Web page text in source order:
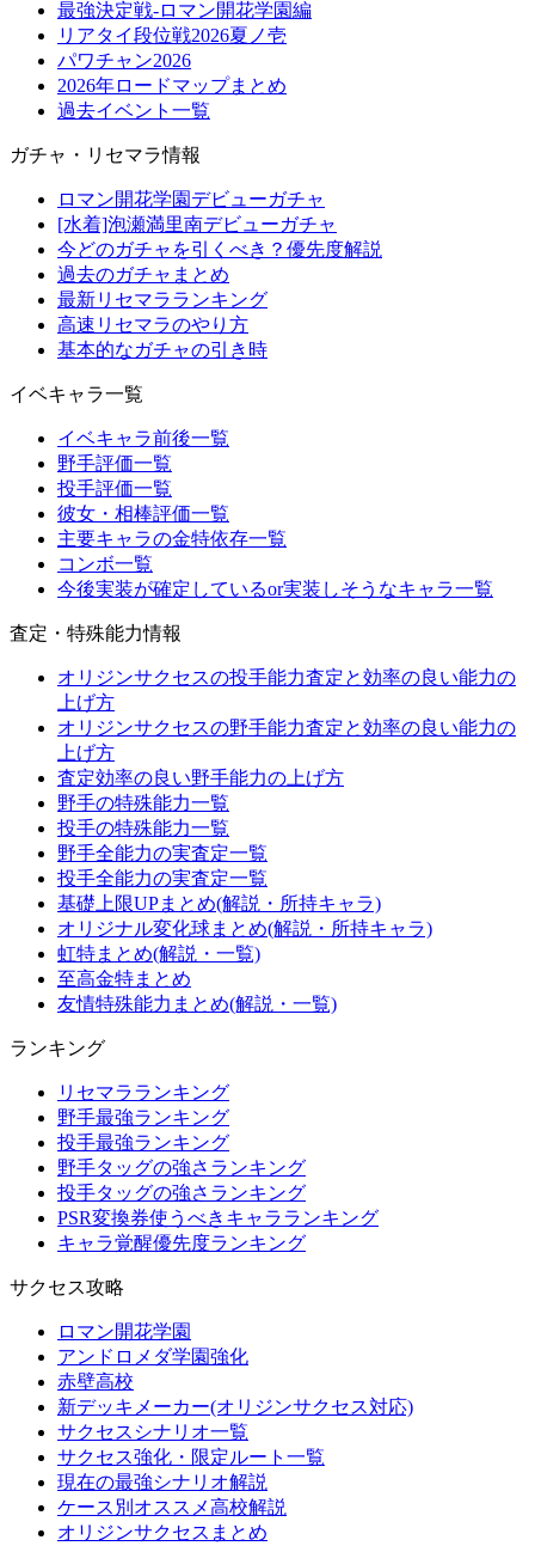
最強決定戦-ロマン開花学園編
リアタイ段位戦2026夏ノ壱
パワチャン2026
2026年ロードマップまとめ
過去イベント一覧
ガチャ・リセマラ情報
ロマン開花学園デビューガチャ
[水着]泡瀬満里南デビューガチャ
今どのガチャを引くべき？優先度解説
過去のガチャまとめ
最新リセマラランキング
高速リセマラのやり方
基本的なガチャの引き時
イベキャラ一覧
イベキャラ前後一覧
野手評価一覧
投手評価一覧
彼女・相棒評価一覧
主要キャラの金特依存一覧
コンボ一覧
今後実装が確定しているor実装しそうなキャラ一覧
査定・特殊能力情報
オリジンサクセスの投手能力査定と効率の良い能力の
上げ方
オリジンサクセスの野手能力査定と効率の良い能力の
上げ方
査定効率の良い野手能力の上げ方
野手の特殊能力一覧
投手の特殊能力一覧
野手全能力の実査定一覧
投手全能力の実査定一覧
基礎上限UPまとめ(解説・所持キャラ)
オリジナル変化球まとめ(解説・所持キャラ)
虹特まとめ(解説・一覧)
至高金特まとめ
友情特殊能力まとめ(解説・一覧)
ランキング
リセマラランキング
野手最強ランキング
投手最強ランキング
野手タッグの強さランキング
投手タッグの強さランキング
PSR変換券使うべきキャラランキング
キャラ覚醒優先度ランキング
サクセス攻略
ロマン開花学園
アンドロメダ学園強化
赤壁高校
新デッキメーカー(オリジンサクセス対応)
サクセスシナリオ一覧
サクセス強化・限定ルート一覧
現在の最強シナリオ解説
ケース別オススメ高校解説
オリジンサクセスまとめ